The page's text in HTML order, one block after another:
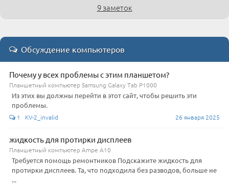
9 заметок
Обсуждение компьютеров
Почему у всех проблемы с этим планшетом?
Планшетный компьютер Samsung Galaxy Tab P1000
Из этих вы должны перейти в этот сайт, чтобы решить эти
проблемы.
1 KV-2_invalid 26 января 2025
жидкость для протирки дисплеев
Планшетный компьютер Ampe A10
Требуется помощь ремонтников Подскажите жидкость для
протирки дисплеев. Та, что подходила без разводов, больше не
...